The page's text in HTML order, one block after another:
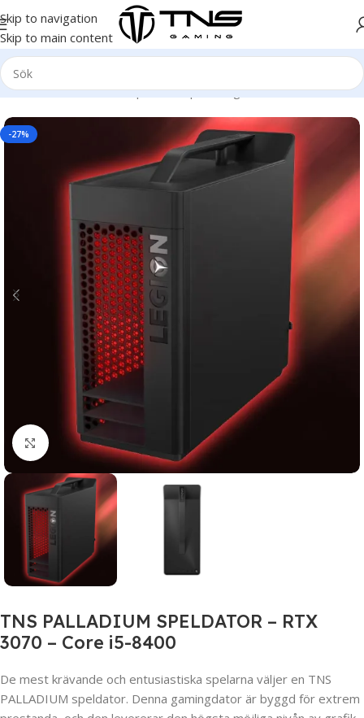
Skip to navigation
Skip to main content
Hem/Stationär dator/Speldator | Gamingdator/Platinum klass
-27%
Click to enlarge
TNS PALLADIUM SPELDATOR – RTX
3070 – Core i5-8400
De mest krävande och entusiastiska spelarna väljer en TNS
PALLADIUM speldator. Denna gamingdator är byggd för extrem